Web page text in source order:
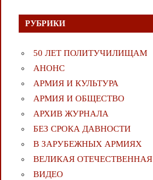
РУБРИКИ
50 ЛЕТ ПОЛИТУЧИЛИЩАМ
АНОНС
АРМИЯ И КУЛЬТУРА
АРМИЯ И ОБЩЕСТВО
АРХИВ ЖУРНАЛА
БЕЗ СРОКА ДАВНОСТИ
В ЗАРУБЕЖНЫХ АРМИЯХ
ВЕЛИКАЯ ОТЕЧЕСТВЕННАЯ
ВИДЕО